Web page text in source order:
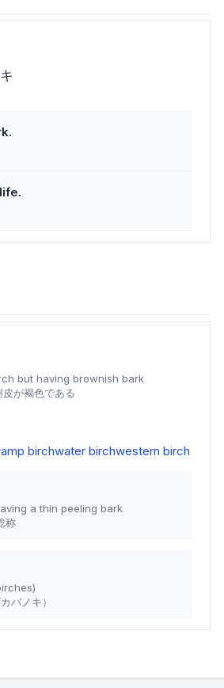
but having brownish bark
が褐色である
birchwater birchwestern birch
a thin peeling bark
称
バノキ）